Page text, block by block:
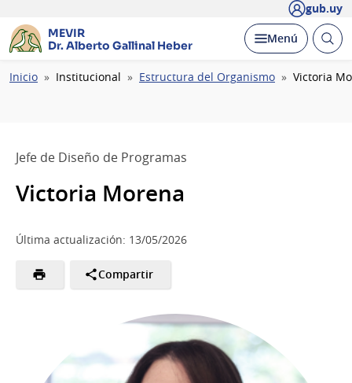
gub.uy
MEVIR
Dr. Alberto Gallinal Heber
Desplegar
Menú Abrir
Ruta
Inicio Institucional Estructura del Organismo Victoria
Jefe de Diseño de Programas
Victoria Morena
Última actualización: 13/05/2026
Compartir